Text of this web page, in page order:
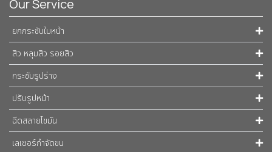
Our Service
ยกกระชับใบหน้า
สิว หลุมสิว รอยสิว
กระชับรูปร่าง
ปรับรูปหน้า
ฉีดสลายไขมัน
เลเซอร์กำจัดขน